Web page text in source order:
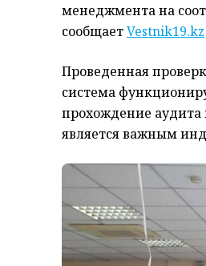
менеджмента на
сообщаетVestnik19.kz
Проведенная
система
прохождение аудита
является важным